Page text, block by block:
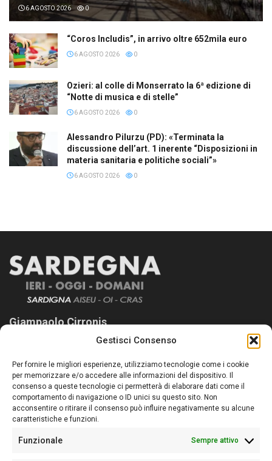
Gestisci Consenso
Per fornire le migliori esperienze, utilizziamo tecnologie come i cookie
per memorizzare e/o accedere alle informazioni del dispositivo. Il
consenso a queste tecnologie ci permetterà di elaborare dati come il
comportamento di navigazione o ID unici su questo sito. Non
acconsentire o ritirare il consenso può influire negativamente su alcune
caratteristiche e funzioni.
Funzionale Sempre attivo
6 AGOSTO 2026 0
“Coros Includis”, in arrivo oltre 652mila euro
6 AGOSTO 2026 0
Ozieri: al colle di Monserrato la 6ª edizione di
“Notte di musica e di stelle”
6 AGOSTO 2026 0
Alessandro Pilurzu (PD): «Terminata la
discussione dell’art. 1 inerente “Disposizioni in
materia sanitaria e politiche sociali”»
6 AGOSTO 2026 0
Giampaolo Cirronis
Sardegna Ieri-Oggi-Domani nasce per informare “liberamente” i
lettori su quanto accade in Sardegna, con un occhio rivolto al
nostro passato e, soprattutto, al nostro futuro
Follow Us